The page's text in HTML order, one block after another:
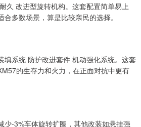
久 改进型旋转机构。这套配置简单易上
多数场景，算是比较亲民的选择。
填系统 防护改进套件 机动强化系统。这套
的生存力和火力，在正面对抗中更有
少-3%车体旋转扩圈，其他改装如悬挂强